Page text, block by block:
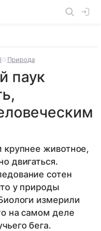
Природа
паук
животное,
двигаться.
сотен
у природы
измерили
на самом деле
бега.